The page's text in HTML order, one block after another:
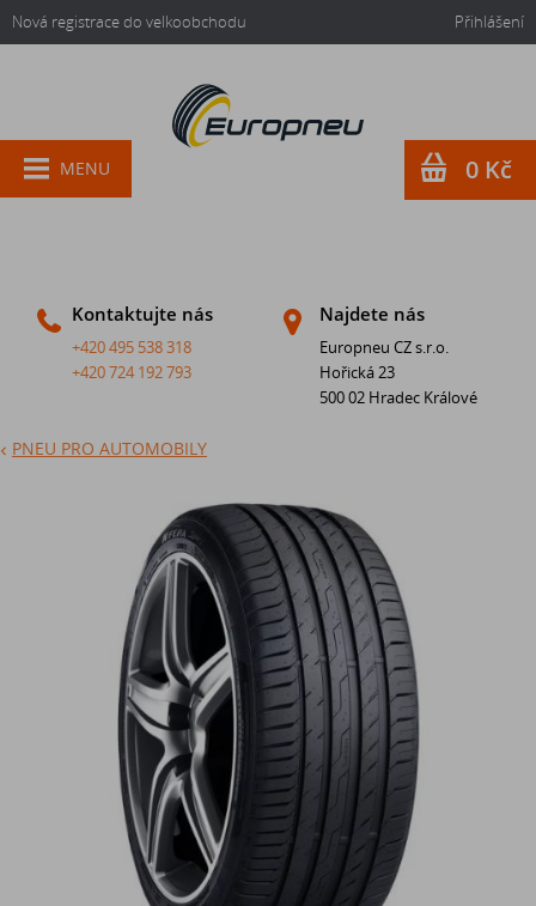
Nová registrace do velkoobchodu Přihlášení
Kontaktujte nás
+420 495 538 318
+420 724 192 793
Najdete nás
Europneu CZ s.r.o.
Hořická 23
500 02 Hradec Králové
MENU 0 Kč
PNEU PRO AUTOMOBILY